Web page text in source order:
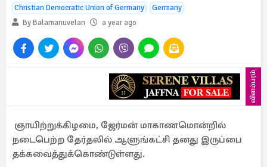
Christian Democratic Union of Germany
Germany
By Balamanuvelan
a year ago
விளம்பரம்
ஞாயிற்றுக்கிழமை, ஜேர்மன் மாகாணமொன்றில்
நடைபெற்ற தேர்தலில் ஆளுங்கட்சி தனது இருப்பை
தக்கவைத்துக்கொண்டுள்ளது.